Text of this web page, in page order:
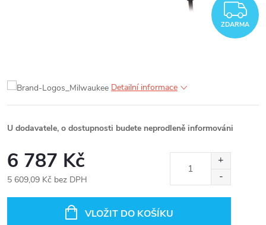
ZDARMA
Detailní informace
U dodavatele, o dostupnosti budete neprodleně informováni
6 787 Kč
5 609,09 Kč bez DPH
VLOŽIT DO KOŠÍKU